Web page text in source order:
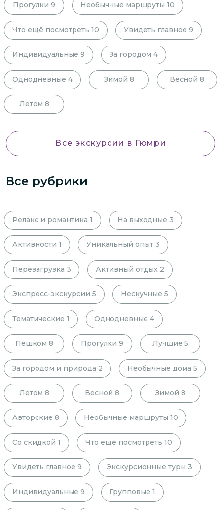
Прогулки 9 Необычные маршруты 10
Что ещё посмотреть 10 Увидеть главное 9
Индивидуальные 9 За городом 4
Однодневные 4 Зимой 8 Весной 8
Летом 8
Все экскурсии в Гюмри
Все рубрики
Релакс и романтика 1 На выходные 3
Активности 1 Уникальный опыт 3
Перезагрузка 3 Активный отдых 2
Экспресс-экскурсии 5 Нескучные 5
Тематические 1 Однодневные 4
Пешком 8 Прогулки 9 Лучшие 5
За городом и природа 2 Необычные дома 5
Летом 8 Весной 8 Зимой 8
Авторские 8 Необычные маршруты 10
Со скидкой 1 Что ещё посмотреть 10
Увидеть главное 9 Экскурсионные туры 3
Индивидуальные 9 Групповые 1